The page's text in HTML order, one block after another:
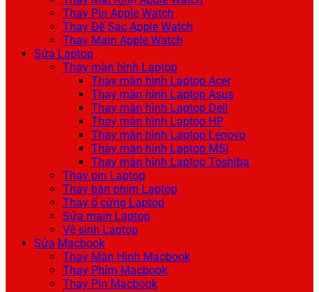
Thay Pin Apple Watch
Thay Đế Sạc Apple Watch
Thay Main Apple Watch
Sửa Laptop
Thay màn hình Laptop
Thay màn hình Laptop Acer
Thay màn hình Laptop Asus
Thay màn hình Laptop Dell
Thay màn hình Laptop HP
Thay màn hình Laptop Lenovo
Thay màn hình Laptop MSI
Thay màn hình Laptop Toshiba
Thay pin Laptop
Thay bàn phím Laptop
Thay ổ cứng Laptop
Sửa main Laptop
Vệ sinh Laptop
Sửa Macbook
Thay Màn Hình Macbook
Thay Phím Macbook
Thay Pin Macbook